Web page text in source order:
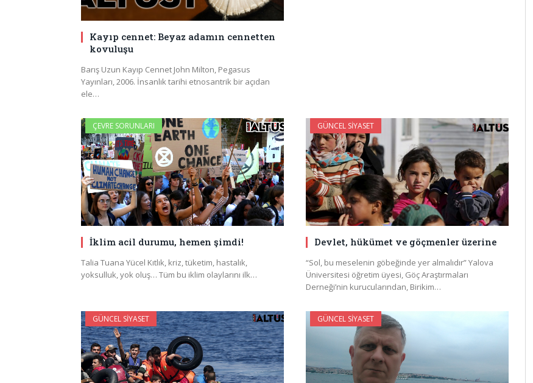
Kayıp cennet: Beyaz adamın cennetten
kovuluşu
Barış Uzun Kayıp Cennet John Milton, Pegasus
Yayınları, 2006. İnsanlık tarihi etnosantrik bir açıdan
ele…
ÇEVRE SORUNLARI
İklim acil durumu, hemen şimdi!
Talia Tuana Yücel Kıtlık, kriz, tüketim, hastalık,
yoksulluk, yok oluş… Tüm bu iklim olaylarını ilk…
GÜNCEL SIYASET
Devlet, hükümet ve göçmenler üzerine
“Sol, bu meselenin göbeğinde yer almalıdır” Yalova
Üniversitesi öğretim üyesi, Göç Araştırmaları
Derneği’nin kurucularından, Birikim…
GÜNCEL SIYASET GÜNCEL SIYASET